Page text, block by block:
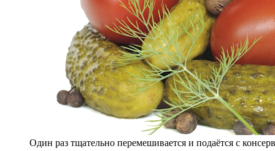
Один раз тщательно перемешивается и подаётся с